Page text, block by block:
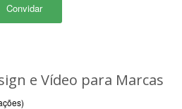
Convidar
e Vídeo para Marcas